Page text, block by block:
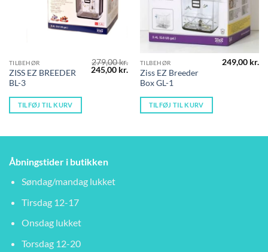
TILBEHØR
ZISS EZ BREEDER
BL-3
279,00kr.
Den
oprindelige
245,00 kr.Den
aktuelle
pris
245,00 kr..
TILFØJ TIL KURV
TILBEHØR
Ziss EZ Breeder
Box GL-1
249,00 kr.
TILFØJ TIL KURV
Åbningstider i butikken
Søndag/mandag lukket
Tirsdag 12-17
Onsdag lukket
Torsdag 12-20